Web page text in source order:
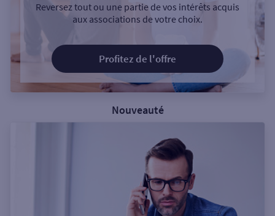
Reversez tout ou une partie de vos intérêts acquis
aux associations de votre choix.
Profitez de l'offre
Nouveauté